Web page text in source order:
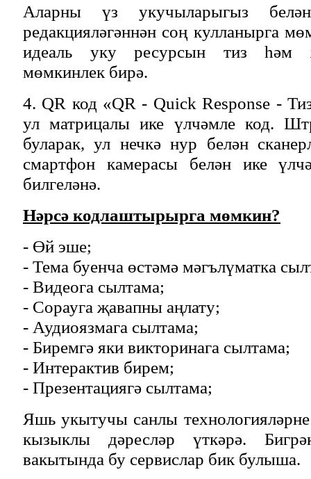
Аларны үз укучыларыгыз
редакцияләгәннән соң кулланырга
идеаль уку ресурсын тиз һәм
мөмкинлек бирә.
4. QR код «QR - Quick Response -
ул матрицалы ике үлчәмле код.
буларак, ул нечкә нур белән
смартфон камерасы белән ике
билгеләнә.
Нәрсә кодлаштырырга мөмкин?
- Өй эше;
- Тема буенча өстәмә мәгълүматка
- Видеога сылтама;
- Сорауга җавапны аңлату;
- Аудиоязмага сылтама;
- Биремгә яки викторинага сылтама;
- Интерактив бирем;
- Презентациягә сылтама;
Яшь укытучы санлы
кызыклы дәресләр үткәрә.
вакытында бу сервислар бик булыша.